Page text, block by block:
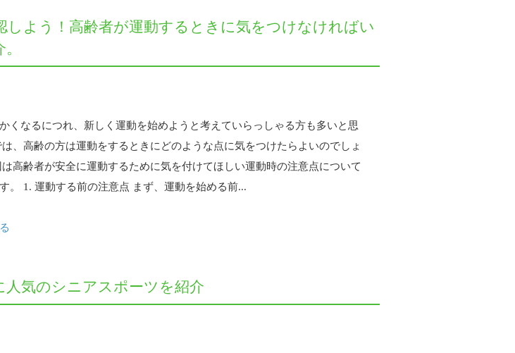
よう！高齢者が運動するときに気をつけなければい
くなるにつれ、新しく運動を始めようと考えていらっしゃる方も多いと思
、高齢の方は運動をするときにどのような点に気をつけたらよいのでしょ
は高齢者が安全に運動するために気を付けてほしい運動時の注意点について
。 1. 運動する前の注意点 まず、運動を始める前...
気のシニアスポーツを紹介